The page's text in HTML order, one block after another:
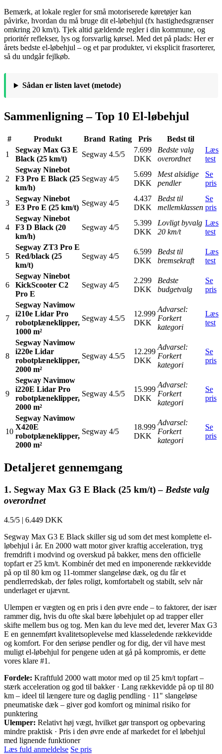
Bemærk, at lokale regler for små motoriserede køretøjer kan
påvirke, hvordan du må bruge dit el-løbehjul (fx hastighedsgrænser
omkring 20 km/t). Tjek altid gældende regler i din kommune, og
prioritér reflekser, lys og forsvarlig kørsel. Med det på plads: Her er
årets bedste el-løbehjul – og et par produkter, vi eksplicit frasorterer,
så du undgår fejlkøb.
Sådan er listen lavet (metode)
Sammenligning – Top 10 El-løbehjul
# Produkt Brand Rating Pris
Bedst til
1
Segway Max G3 E
Black (25 km/t)
Segway 4.5/5
7.699
DKK
Bedste valg
overordnet
Læs
test
2
Segway Ninebot
F3 Pro E Black (25
km/h)
Segway 4/5
5.699
DKK
Mest alsidige
pendler
Se
pris
3
Segway Ninebot
E3 Pro E (25 km/t)
Segway 4/5
4.437
DKK
Bedst til
mellemklassen
Se
pris
4
Segway Ninebot
F3 D Black (20
km/h)
Segway 4/5
5.399
DKK
Lovligt byvalg
20 km/t
Læs
test
5
Segway ZT3 Pro E
Red/black (25
km/t)
Segway 4/5
6.599
DKK
Bedst til
bremsekraft
Læs
test
6
Segway Ninebot
KickScooter C2
Pro E
Segway 4/5
2.299
DKK
Bedste
budgetvalg
Se
pris
7
Segway Navimow
i210e Lidar Pro
robotplæneklipper,
1000 m²
Segway 4.5/5
12.999
DKK
Advarsel:
Forkert
kategori
Læs
test
8
Segway Navimow
i220e Lidar
robotplæneklipper,
2000 m²
Segway 4.5/5
12.299
DKK
Advarsel:
Forkert
kategori
Se
pris
9
Segway Navimow
i220E Lidar Pro
robotplæneklipper,
2000 m²
Segway 4.5/5
15.999
DKK
Advarsel:
Forkert
kategori
Se
pris
10
Segway Navimow
X420E
robotplæneklipper,
2000 m²
Segway 4/5
18.999
DKK
Advarsel:
Forkert
kategori
Se
pris
Detaljeret gennemgang
1. Segway Max G3 E Black (25 km/t) – Bedste valg
overordnet
4.5/5 | 6.449 DKK
Segway Max G3 E Black skiller sig ud som det mest komplette el-
løbehjul i år. En 2000 watt motor giver kraftig acceleration, tryg
fremdrift i modvind og overskud på bakker, mens den officielle
topfart er 25 km/t. Kombinér det med en imponerende rækkevidde
på op til 80 km og 11-tommer slangeløse dæk, og du får et
pendlerredskab, der føles roligt, komfortabelt og stabilt, selv når
underlaget er ujævnt.
Ulempen er vægten og en pris i den øvre ende – to faktorer, der især
rammer dig, hvis du ofte skal bære løbehjulet op ad trapper eller
skifte mellem bus og tog. Men kan du leve med det, leverer Max G3
E en gennemført kvalitetsoplevelse med klasseledende rækkevidde
og komfort. For den seriøse pendler og for dig, der vil have mest
muligt el-løbehjul for pengene uden at gå på kompromis, er dette
vores klare #1.
Fordele: Kraftfuld 2000 watt motor med op til 25 km/t topfart –
stærk acceleration og god til bakker · Lang rækkevidde på op til 80
km – ideel til længere ture og daglig pendling · 11" slangeløse
pneumatiske dæk – giver god komfort og minimal risiko for
punktering
Ulemper: Relativt høj vægt, hvilket gør transport og opbevaring
mindre praktisk · Pris i den øvre ende af markedet for el løbehjul
med lignende funktioner
Læs fuld anmeldelse Se pris